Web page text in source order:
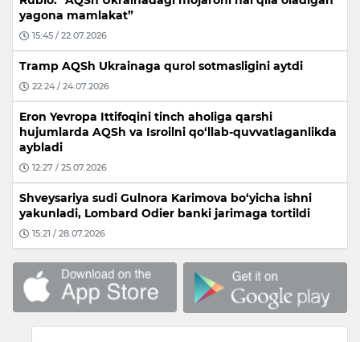
yagona mamlakat”
15:45 / 22.07.2026
Tramp AQSh Ukrainaga qurol sotmasligini aytdi
22:24 / 24.07.2026
Eron Yevropa Ittifoqini tinch aholiga qarshi
hujumlarda AQSh va Isroilni qo‘llab-quvvatlaganlikda
aybladi
12:27 / 25.07.2026
Shveysariya sudi Gulnora Karimova bo‘yicha ishni
yakunladi, Lombard Odier banki jarimaga tortildi
15:21 / 28.07.2026